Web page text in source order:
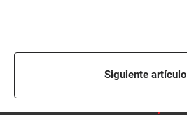
Siguiente artículo